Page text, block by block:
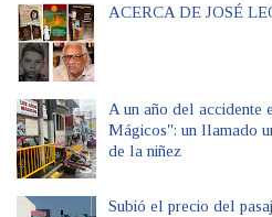
ACERCA DE JOSÉ
A un año del accidente
Mágicos": un llamado
de la niñez
Subió el precio del